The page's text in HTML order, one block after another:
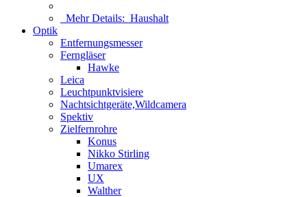
Mehr Details: Haushalt
Optik
Entfernungsmesser
Ferngläser
Hawke
Leica
Leuchtpunktvisiere
Nachtsichtgeräte,Wildcamera
Spektiv
Zielfernrohre
Konus
Nikko Stirling
Umarex
UX
Walther